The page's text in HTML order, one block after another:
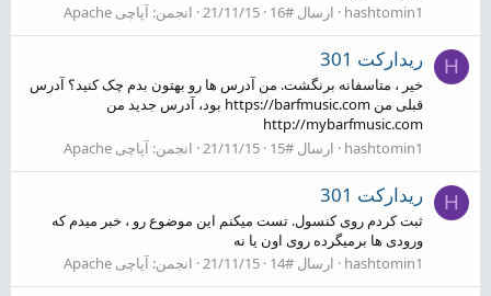
hashtomin1
ارسال #16 21/11/15 انجمن: آپاچی Apache
H ریدارکت 301
خیر ، متاسفانه برنگشت. من آدرس ها رو بهتون بدم چک کنید؟ آدرس
قبلی من https://barfmusic.com بود، آدرس جدید من
http://mybarfmusic.com
hashtomin1
ارسال #15 21/11/15 انجمن: آپاچی Apache
H ریدارکت 301
ثبت کردم روی کنسول. تست میکنم این موضوع رو ، خبر میدم که
ورودی ها برمیگرده روی اون یا نه
hashtomin1
ارسال #14 21/11/15 انجمن: آپاچی Apache